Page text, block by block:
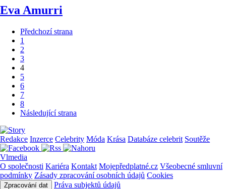
Eva Amurri
Předchozí strana
1
2
3
4
5
6
7
8
Následující strana
Redakce Inzerce Celebrity Móda Krása Databáze celebrit Soutěže
Vlmedia
O společnosti Kariéra Kontakt Mojepředplatné.cz Všeobecné smluvní
podmínky Zásady zpracování osobních údajů Cookies
Zpracování dat Práva subjektů údajů